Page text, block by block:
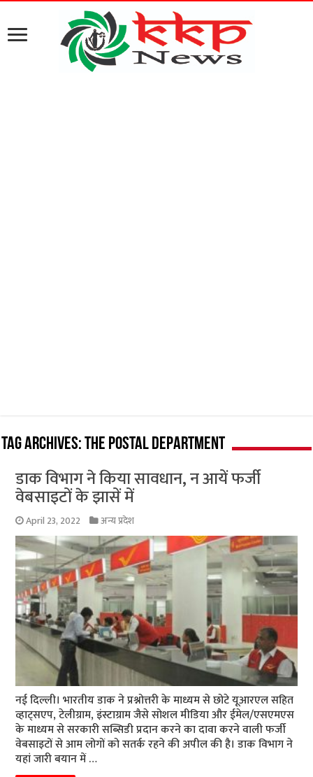
Tag Archives:The postal department
डाक विभाग ने किया सावधान, न आयें फर्जी
वेबसाइटों के झासें में
April 23, 2022 अन्य प्रदेश
नई दिल्ली। भारतीय डाक ने प्रश्नोत्तरी के माध्यम से छोटे यूआरएल सहित
व्हाट्सएप, टेलीग्राम, इंस्टाग्राम जैसे सोशल मीडिया और ईमेल/एसएमएस
के माध्यम से सरकारी सब्सिडी प्रदान करने का दावा करने वाली फर्जी
वेबसाइटों से आम लोगों को सतर्क रहने की अपील की है। डाक विभाग ने
यहां जारी बयान में …